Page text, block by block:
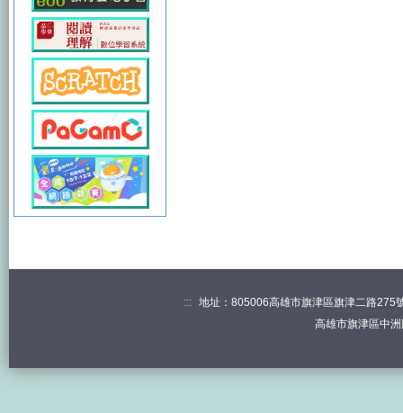
::: 地址：805006高雄市旗津區旗津二路
高雄市旗津區中